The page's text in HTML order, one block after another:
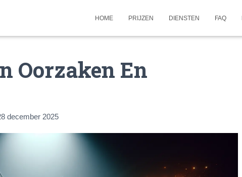
HOME PRIJZEN DIENSTEN FAQ
Oorzaken En
december 2025